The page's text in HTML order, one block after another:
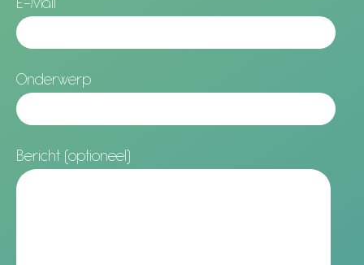
E-Mail
Onderwerp
Bericht (optioneel)